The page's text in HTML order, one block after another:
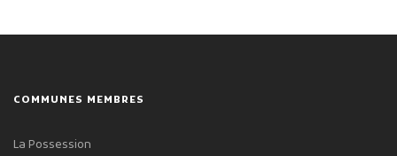
COMMUNES MEMBRES
La Possession